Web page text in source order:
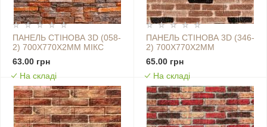
ПАНЕЛЬ СТІНОВА 3D (058-
2) 700Х770Х2ММ МІКС
SW-00001917
63.00 грн
На складі
ПАНЕЛЬ СТІНОВА 3D (346-
2) 700Х770Х2ММ
КЛАСИЧНА ЦЕГЛА SW-
00001915
65.00 грн
На складі